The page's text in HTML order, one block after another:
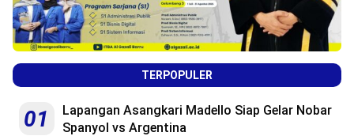
TERPOPULER
01
Lapangan Asangkari Madello Siap Gelar Nobar
Spanyol vs Argentina